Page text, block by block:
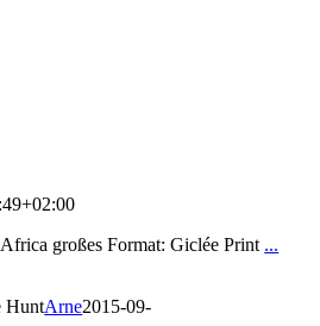
großes Format: Giclée Print ...
HuntArne2015-09-